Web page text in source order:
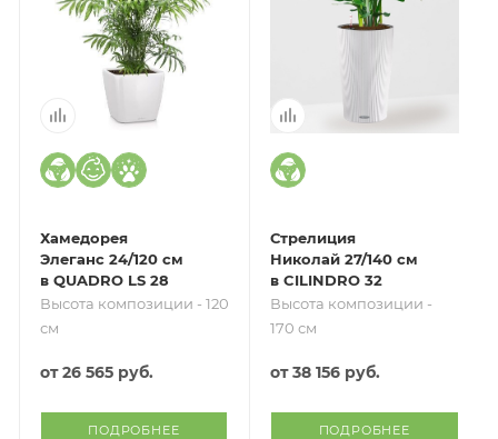
Хамедорея
Элеганс 24/120 см
в QUADRO LS 28
Высота композиции - 120
см
от26 565 руб.
ПОДРОБНЕЕ
Стрелиция
Николай 27/140 см
в CILINDRO 32
Высота композиции -
170 см
от38 156 руб.
ПОДРОБНЕЕ